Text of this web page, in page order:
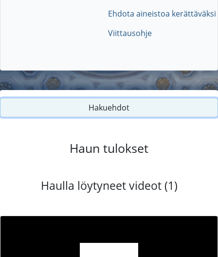
Ehdota aineistoa kerättäväksi
Viittausohje
Hakuehdot
Haun tulokset
Haulla löytyneet videot (1)